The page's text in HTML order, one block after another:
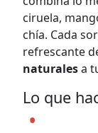
ciruela,
chía. Cada
refrescante
naturalesa
Lo que